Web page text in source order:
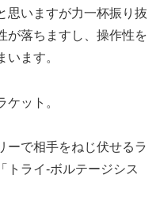
思いますが力一杯振り抜
が落ちますし、操作性を
ます。
ット。
ーで相手をねじ伏せるラ
トライ-ボルテージシス